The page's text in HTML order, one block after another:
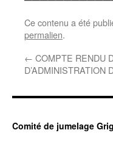
Ce contenu a été
permalien.
← COMPTE RENDU
D’ADMINISTRATION
Comité de jumelage